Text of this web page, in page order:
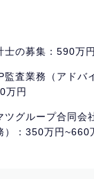
士の募集：590万
監査業務（アドバ
万円
ツグループ合同会
）：350万円~660